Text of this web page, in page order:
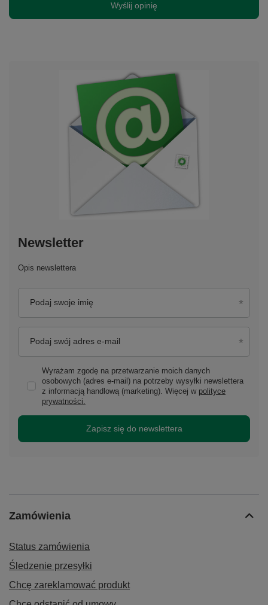
Wyślij opinię
Newsletter
Opis newslettera
Podaj swoje imię
Podaj swój adres e-mail
Wyrażam zgodę na przetwarzanie moich danych
osobowych (adres e-mail) na potrzeby wysyłki newslettera
z informacją handlową (marketing). Więcej w polityce
prywatności.
Zapisz się do newslettera
Zamówienia
Status zamówienia
Śledzenie przesyłki
Chcę zareklamować produkt